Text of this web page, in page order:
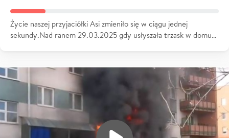
Życie naszej przyjaciółki Asi zmieniło się w ciągu jednej
sekundy.Nad ranem 29.03.2025 gdy usłyszała trzask w domu…